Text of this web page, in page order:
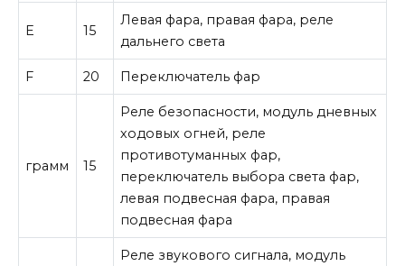
E 15
Левая фара, правая фара, реле
дальнего света
F 20 Переключатель фар
грамм 15
Реле безопасности, модуль дневных
ходовых огней, реле
противотуманных фар,
переключатель выбора света фар,
левая подвесная фара, правая
подвесная фара
Реле звукового сигнала, модуль